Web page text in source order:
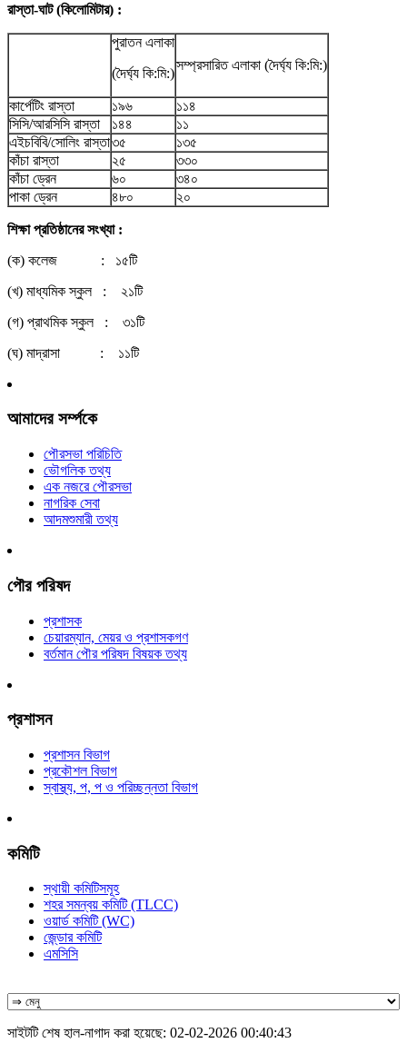
রাস্তা-ঘাট (কিলোমিটার) :
পুরাতন এলাকা
(দৈর্ঘ্য কি:মি:)
সম্প্রসারিত এলাকা (দৈর্ঘ্য কি:মি:)
কার্পেটিং রাস্তা ১৯৬
১১৪
সিসি/আরসিসি রাস্তা
১৪৪
১১
এইচবিবি/সোলিং রাস্তা৩৫
১৩৫
কাঁচা রাস্তা
২৫
৩৩০
কাঁচা ড্রেন
৬০
৩৪০
পাকা ড্রেন
৪৮০ ২০
শিক্ষা প্রতিষ্ঠানের সংখ্যা :
(ক) কলেজ : ১৫টি
(খ) মাধ্যমিক স্কুল : ২১টি
(গ) প্রাথমিক স্কুল : ৩১টি
(ঘ) মাদ্রাসা : ১১টি
আমাদের সর্ম্পকে
পৌরসভা পরিচিতি
ভৌগলিক তথ্য
এক নজরে পৌরসভা
নাগরিক সেবা
আদমশুমারী তথ্য
পৌর পরিষদ
প্রশাসক
চেয়ারম্যান, মেয়র ও প্রশাসকগণ
বর্তমান পৌর পরিষদ বিষয়ক তথ্য
প্রশাসন
প্রশাসন বিভাগ
প্রকৌশল বিভাগ
স্বাস্থ্য, প, প ও পরিচ্ছন্নতা ‍বিভাগ
কমিটি
স্থায়ী কমিটিসমূহ
শহর সমন্বয় কমিটি (TLCC)
ওয়ার্ড কমিটি (WC)
জে্ন্ডার কমিটি
এমসিসি
সাইটটি শেষ হাল-নাগাদ করা হয়েছে: 02-02-2026 00:40:43